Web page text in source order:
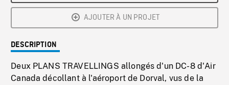
AJOUTER À UN PROJET
DESCRIPTION
Deux PLANS TRAVELLINGS allongés d'un DC-8 d'Air
Canada décollant à l'aéroport de Dorval, vus de la